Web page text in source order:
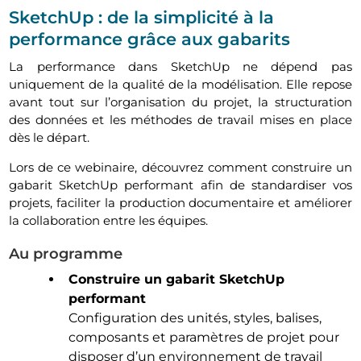
SketchUp : de la simplicité à la
performance grâce aux gabarits
La performance dans SketchUp ne dépend pas
uniquement de la qualité de la modélisation. Elle repose
avant tout sur l’organisation du projet, la structuration
des données et les méthodes de travail mises en place
dès le départ.
Lors de ce webinaire, découvrez comment construire un
gabarit SketchUp performant afin de standardiser vos
projets, faciliter la production documentaire et améliorer
la collaboration entre les équipes.
Au programme
Construire un gabarit SketchUp
performant
Configuration des unités, styles, balises,
composants et paramètres de projet pour
disposer d’un environnement de travail